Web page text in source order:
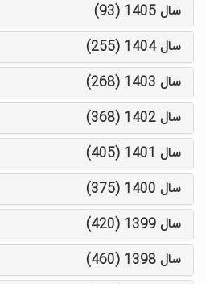
سال 1405 (93)
سال 1404 (255)
سال 1403 (268)
سال 1402 (368)
سال 1401 (405)
سال 1400 (375)
سال 1399 (420)
سال 1398 (460)